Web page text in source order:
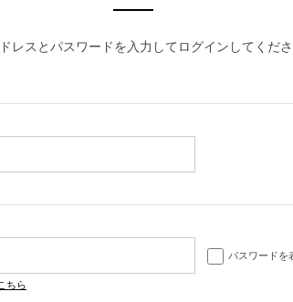
レスとパスワードを入力してログインしてくださ
パスワードを
ちら